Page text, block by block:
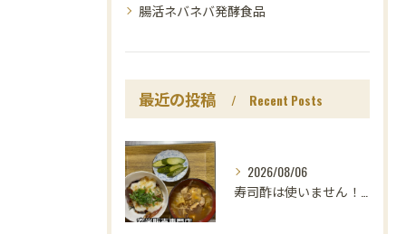
腸活ネバネバ発酵食品
最近の投稿 Recent Posts
2026/08/06
寿司酢は使いません！😳